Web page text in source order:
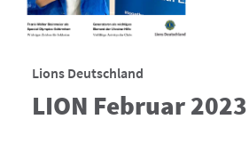
Lions Deutschland
LION Februar 2023